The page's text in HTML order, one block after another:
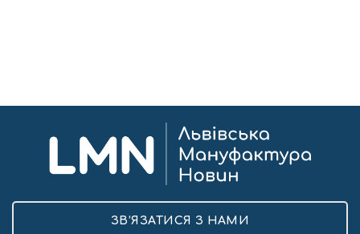
ЗВ’ЯЗАТИСЯ З НАМИ